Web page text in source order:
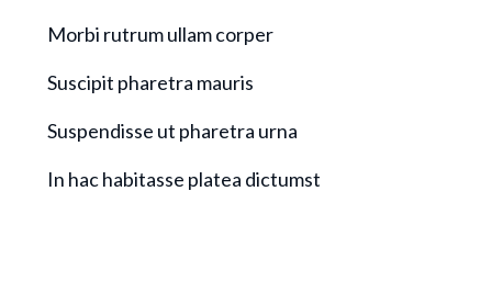
Morbi rutrum ullam corper
Suscipit pharetra mauris
Suspendisse ut pharetra urna
In hac habitasse platea dictumst